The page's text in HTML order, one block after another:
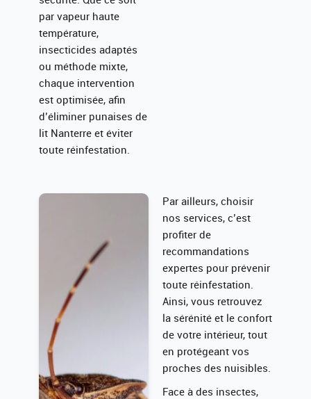
par vapeur haute
température,
insecticides adaptés
ou méthode mixte,
chaque intervention
est optimisée, afin
d’éliminer punaises de
lit Nanterre et éviter
toute réinfestation.
Par ailleurs, choisir
nos services, c’est
profiter de
recommandations
expertes pour prévenir
toute réinfestation.
Ainsi, vous retrouvez
la sérénité et le confort
de votre intérieur, tout
en protégeant vos
proches des nuisibles.
Face à des insectes,